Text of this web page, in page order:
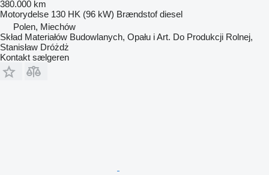
380.000 km
Motorydelse 130 HK (96 kW) Brændstof diesel
Polen, Miechów
Skład Materiałów Budowlanych, Opału i Art. Do Produkcji Rolnej,
Stanisław Dróżdż
Kontakt sælgeren